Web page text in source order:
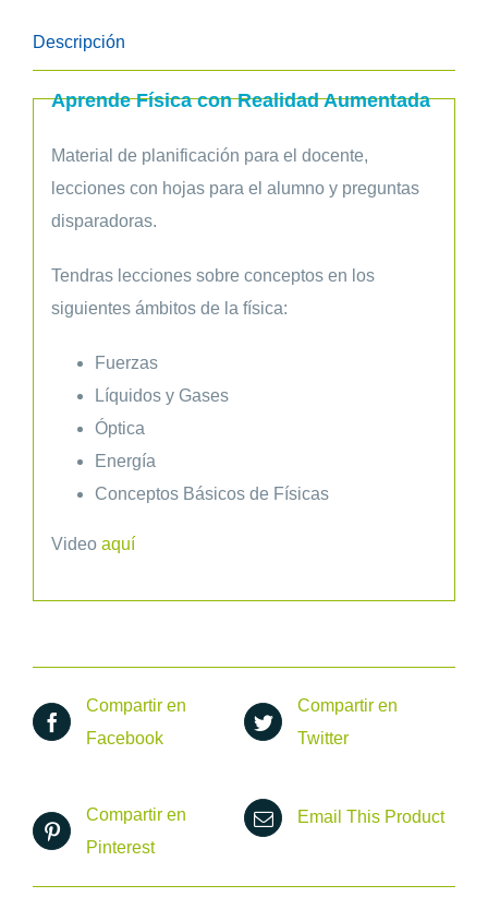
Realidad
(RA)
-
Vividbooks
Descripción
Aprende Física con Realidad Aumentada
Material de planificación para el docente,
lecciones con hojas para el alumno y preguntas
disparadoras.
Tendras lecciones sobre conceptos en los
siguientes ámbitos de la física:
Fuerzas
Líquidos y Gases
Óptica
Energía
Conceptos Básicos de Físicas
Video aquí
Compartir en
Facebook
Compartir en
Twitter
Compartir en
Pinterest
Email This Product